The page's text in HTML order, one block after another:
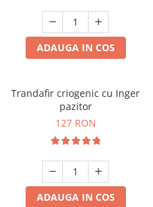
ADAUGA IN COS
Trandafir criogenic cu Inger
pazitor
127 RON
ADAUGA IN COS